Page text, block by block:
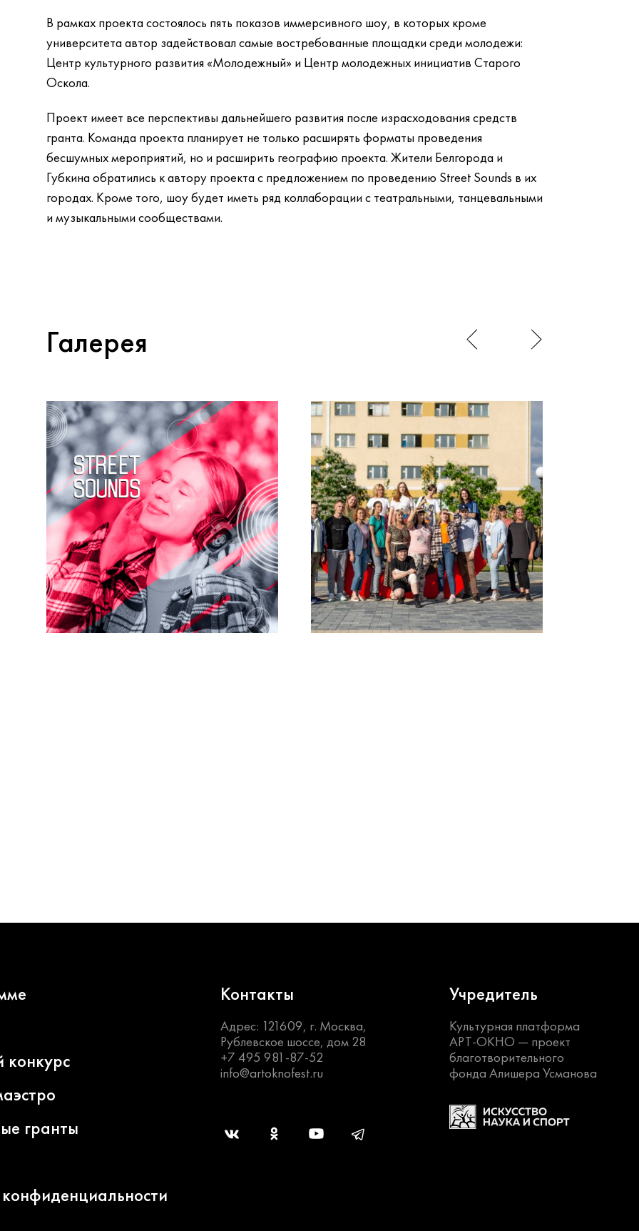
В рамках проекта состоялось пять показов иммерсивного шоу, в которых кроме
университета автор задействовал самые востребованные площадки среди молодежи:
Центр культурного развития «Молодежный» и Центр молодежных инициатив Старого
Оскола.
Проект имеет все перспективы дальнейшего развития после израсходования средств
гранта. Команда проекта планирует не только расширять форматы проведения
бесшумных мероприятий, но и расширить географию проекта. Жители Белгорода и
Губкина обратились к автору проекта с предложением по проведению Street Sounds в их
городах. Кроме того, шоу будет иметь ряд коллаборации с театральными, танцевальными
и музыкальными сообществами.
Галерея
конкурс
гранты
Контакты
Адрес: 121609, г. Москва,
Рублевское шоссе, дом 28
+7 495 981-87-52
info@artoknofest.ru
Учредитель
Культурная платформа
АРТ-ОКНО — проект
благотворительного
фонда Алишера Усманова